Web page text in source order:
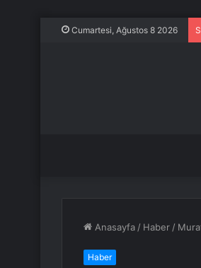
Cumartesi, Ağustos 8 2026
Anasayfa / Haber /
Haber